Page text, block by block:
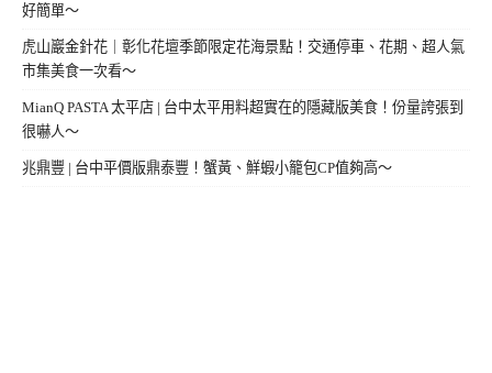
好簡單～
虎山巖金針花｜彰化花壇季節限定花海景點！交通停車、花期、超人氣
市集美食一次看～
MianQ PASTA 太平店 | 台中太平用料超實在的隱藏版美食！份量誇張到
很嚇人～
兆鼎豐 | 台中平價版鼎泰豐！蟹黃、鮮蝦小籠包CP值夠高～